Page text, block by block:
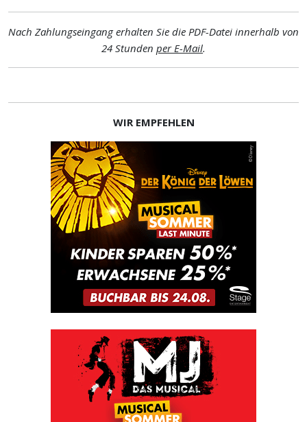
Nach Zahlungseingang erhalten Sie die PDF-Datei innerhalb von
24 Stunden per E-Mail.
WIR EMPFEHLEN